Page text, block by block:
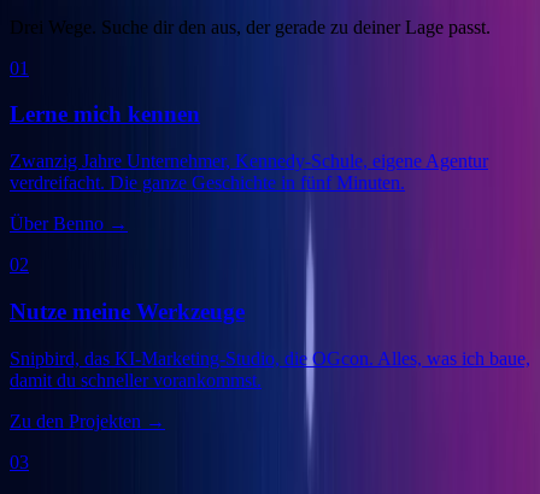
Drei Wege. Suche dir den aus, der gerade zu deiner Lage passt.
01
Lerne mich kennen
Zwanzig Jahre Unternehmer, Kennedy-Schule, eigene Agentur
verdreifacht. Die ganze Geschichte in fünf Minuten.
Über Benno →
02
Nutze meine Werkzeuge
Snipbird, das KI-Marketing-Studio, die OGcon. Alles, was ich baue,
damit du schneller vorankommst.
Zu den Projekten →
03